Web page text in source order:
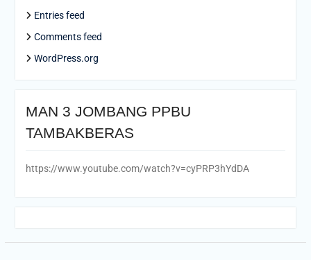
Entries feed
Comments feed
WordPress.org
MAN 3 JOMBANG PPBU
TAMBAKBERAS
https://www.youtube.com/watch?v=cyPRP3hYdDA